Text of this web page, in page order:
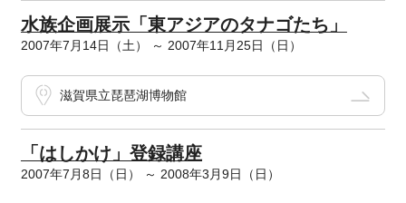
水族企画展示「東アジアのタナゴたち」
2007年7月14日（土） ～ 2007年11月25日（日）
滋賀県立琵琶湖博物館
「はしかけ」登録講座
2007年7月8日（日） ～ 2008年3月9日（日）